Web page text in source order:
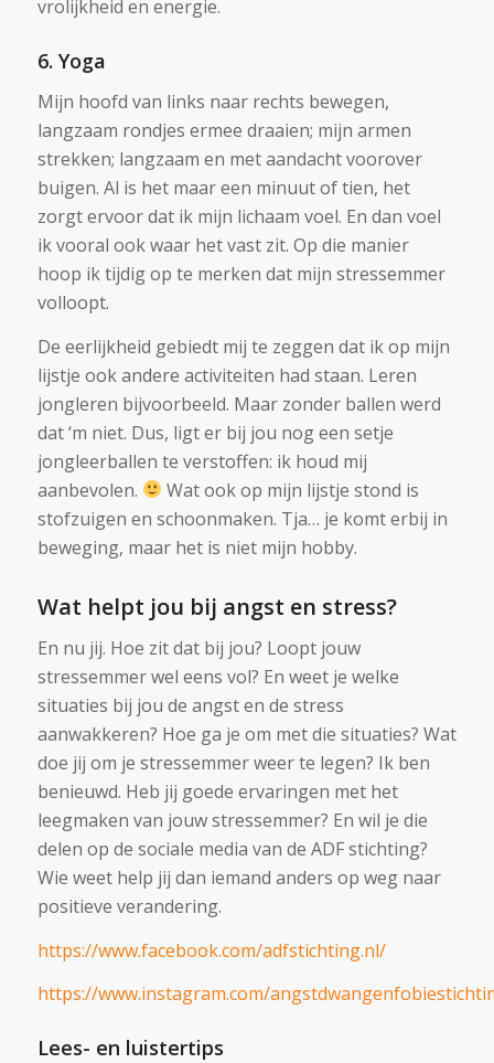
vrolijkheid en energie.
6. Yoga
Mijn hoofd van links naar rechts bewegen,
langzaam rondjes ermee draaien; mijn armen
strekken; langzaam en met aandacht voorover
buigen. Al is het maar een minuut of tien, het
zorgt ervoor dat ik mijn lichaam voel. En dan voel
ik vooral ook waar het vast zit. Op die manier
hoop ik tijdig op te merken dat mijn stressemmer
volloopt.
De eerlijkheid gebiedt mij te zeggen dat ik op mijn
lijstje ook andere activiteiten had staan. Leren
jongleren bijvoorbeeld. Maar zonder ballen werd
dat ‘m niet. Dus, ligt er bij jou nog een setje
jongleerballen te verstoffen: ik houd mij
aanbevolen.
Wat ook op mijn lijstje stond is
stofzuigen en schoonmaken. Tja… je komt erbij in
beweging, maar het is niet mijn hobby.
Wat helpt jou bij angst en stress?
En nu jij. Hoe zit dat bij jou? Loopt jouw
stressemmer wel eens vol? En weet je welke
situaties bij jou de angst en de stress
aanwakkeren? Hoe ga je om met die situaties? Wat
doe jij om je stressemmer weer te legen? Ik ben
benieuwd. Heb jij goede ervaringen met het
leegmaken van jouw stressemmer? En wil je die
delen op de sociale media van de ADF stichting?
Wie weet help jij dan iemand anders op weg naar
positieve verandering.
https://www.facebook.com/adfstichting.nl/
https://www.instagram.com/
Lees- en luistertips